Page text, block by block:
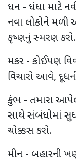
ધન - ધંધા માટે
નવા લોકોને
કૃષ્ણનું સ્મરણ કરો.
મકર - કોઈપણ
વિચારો આવે,
કુંભ - તમારા
સાથે સંબંધોમાં
ચોક્કસ કરો.
મીન - બહારની